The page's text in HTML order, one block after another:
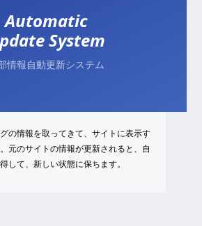
Automatic
System
情報自動更新システム
の情報を取ってきて、サイトに表示す
元のサイトの情報が更新されると、自
して、新しい状態に保ちます。